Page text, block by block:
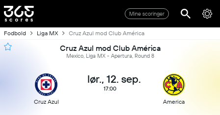
Mine scoringer
Fodbold Liga MX Cruz Azul mod Club América
Cruz Azul mod Club América
Mexico, Liga MX - Apertura, Round 8
Cruz Azul
lør., 12. sep.
17:00
America